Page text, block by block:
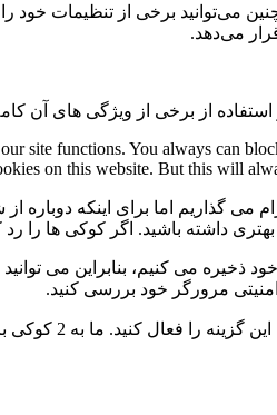
می‌توانید برخی از تنظیمات
می‌دهد.
از برخی از ویژگی های آن
site functions. You always can
on this website. But this will
می گذاریم اما برای اینکه
بهتری داشته باشید. اگر کوکی ها
می کنیم، بنابراین می
امنیتی مرورگر خود بررسی کنید.
برای عدم